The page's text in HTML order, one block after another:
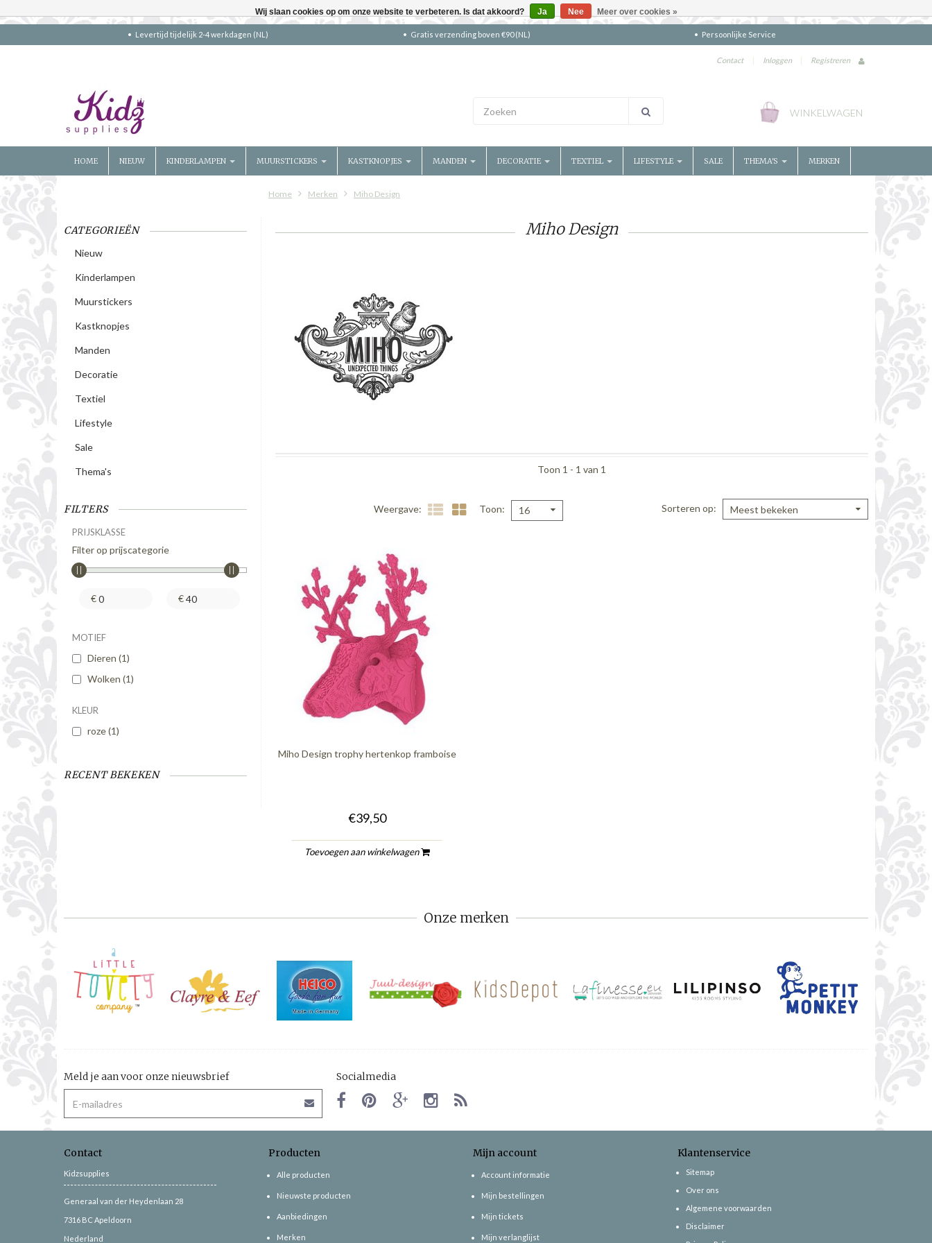
Levertijd tijdelijk 2-4 werkdagen (NL) Gratis verzending boven €90 (NL) Persoonlijke Service
Contact | Inloggen | Registreren
WINKELWAGEN
HOME NIEUW KINDERLAMPEN MUURSTICKERS KASTKNOPJES MANDEN DECORATIE TEXTIEL LIFESTYLE SALE THEMA'S MERKEN
Home Merken Miho Design
CATEGORIEËN
Nieuw
Kinderlampen
Muurstickers
Kastknopjes
Manden
Decoratie
Textiel
Lifestyle
Sale
Thema's
FILTERS
PRIJSKLASSE
Filter op prijscategorie
€ €
MOTIEF
Dieren (1)
Wolken (1)
KLEUR
roze(1)
RECENT BEKEKEN
Miho Design
Toon 1 - 1 van 1
Weergave Toon 16 Sorteren op Meest bekeken
Miho Design trophy hertenkop framboise
€39,50
Toevoegen aan winkelwagen
Onze merken
Meld je aan voor onze nieuwsbrief Socialmedia
Contact
Kidzsupplies
Generaal van der Heydenlaan 28
7316 BC Apeldoorn
Nederland
Producten
Alle producten
Nieuwste producten
Aanbiedingen
Merken
Mijn account
Account informatie
Mijn bestellingen
Mijn tickets
Mijn verlanglijst
Klantenservice
Sitemap
Over ons
Algemene voorwaarden
Disclaimer
Wij slaan cookies op om onze website te verbeteren. Is dat akkoord? Ja Nee Meer over cookies »